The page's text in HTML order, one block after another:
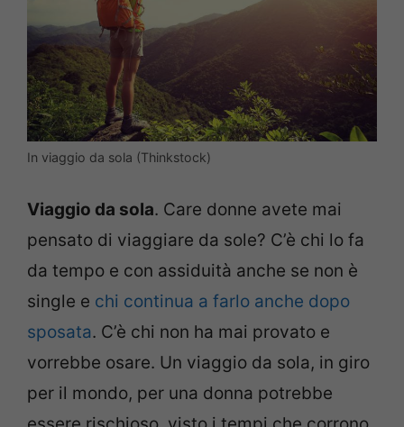
In viaggio da sola (Thinkstock)
Viaggio da sola. Care donne avete mai
pensato di viaggiare da sole? C’è chi lo fa
da tempo e con assiduità anche se non è
single e chi continua a farlo anche dopo
sposata. C’è chi non ha mai provato e
vorrebbe osare. Un viaggio da sola, in giro
per il mondo, per una donna potrebbe